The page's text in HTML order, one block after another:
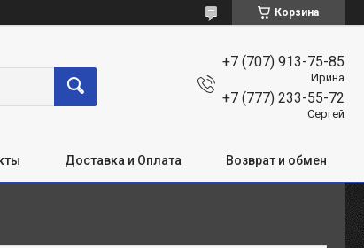
Корзина
+7 (707) 913-75-85
Ирина
+7 (777) 233-55-72
Сергей
Доставка и Оплата Возврат и обмен